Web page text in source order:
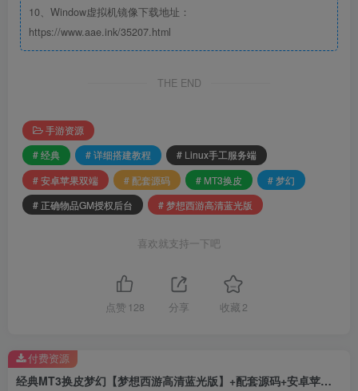
10、Window虚拟机镜像下载地址：
https://www.aae.ink/35207.html
THE END
手游资源
# 经典
# 详细搭建教程
# Linux手工服务端
# 安卓苹果双端
# 配套源码 # MT3换皮
# 梦幻
# 正确物品GM授权后台
# 梦想西游高清蓝光版
喜欢就支持一下吧
点赞 128 分享 收藏 2
经典MT3换皮梦幻【梦想西游高清蓝光版】+配套源码+安卓苹果双端+正确物品GM授权后台+Linux手工服务端+详细搭建教程
付费资源